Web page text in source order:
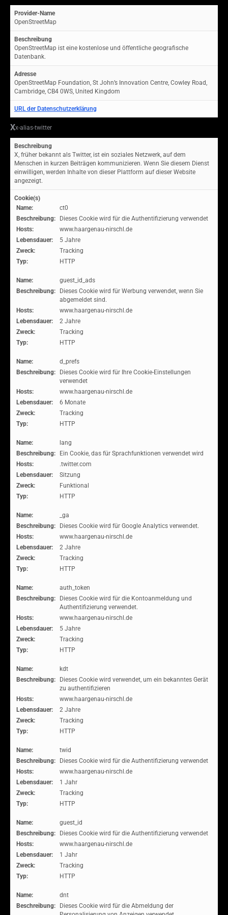
Provider-Name
OpenStreetMap
Beschreibung
OpenStreetMap ist eine kostenlose und öffentliche geografische
Datenbank.
Adresse
OpenStreetMap Foundation, St John’s Innovation Centre, Cowley Road,
Cambridge, CB4 0WS, United Kingdom
URL der Datenschutzerklärung
Xx-alias-twitter
Beschreibung
X, früher bekannt als Twitter, ist ein soziales Netzwerk, auf dem
Menschen in kurzen Beiträgen kommunizieren. Wenn Sie diesem Dienst
einwilligen, werden Inhalte von dieser Plattform auf dieser Website
angezeigt.
Cookie(s)
Name:
ct0
Beschreibung:
Dieses Cookie wird für die Authentifizierung verwendet
Hosts:
www.haargenau-nirschl.de
Lebensdauer:
5 Jahre
Zweck:
Tracking
Typ:
HTTP
Name:
guest_id_ads
Beschreibung:
Dieses Cookie wird für Werbung verwendet, wenn Sie
abgemeldet sind.
Hosts:
www.haargenau-nirschl.de
Lebensdauer:
2 Jahre
Zweck:
Tracking
Typ:
HTTP
Name:
d_prefs
Beschreibung:
Dieses Cookie wird für Ihre Cookie-Einstellungen
verwendet
Hosts:
www.haargenau-nirschl.de
Lebensdauer:
6 Monate
Zweck:
Tracking
Typ:
HTTP
Name:
lang
Beschreibung:
Ein Cookie, das für Sprachfunktionen verwendet wird
Hosts:
.twitter.com
Lebensdauer:
Sitzung
Zweck:
Funktional
Typ:
HTTP
Name:
_ga
Beschreibung:
Dieses Cookie wird für Google Analytics verwendet.
Hosts:
www.haargenau-nirschl.de
Lebensdauer:
2 Jahre
Zweck:
Tracking
Typ:
HTTP
Name:
auth_token
Beschreibung:
Dieses Cookie wird für die Kontoanmeldung und
Authentifizierung verwendet.
Hosts:
www.haargenau-nirschl.de
Lebensdauer:
5 Jahre
Zweck:
Tracking
Typ:
HTTP
Name:
kdt
Beschreibung:
Dieses Cookie wird verwendet, um ein bekanntes Gerät
zu authentifizieren
Hosts:
www.haargenau-nirschl.de
Lebensdauer:
2 Jahre
Zweck:
Tracking
Typ:
HTTP
Name:
twid
Beschreibung:
Dieses Cookie wird für die Authentifizierung verwendet
Hosts:
www.haargenau-nirschl.de
Lebensdauer:
1 Jahr
Zweck:
Tracking
Typ:
HTTP
Name:
guest_id
Beschreibung:
Dieses Cookie wird für die Authentifizierung verwendet
Hosts:
www.haargenau-nirschl.de
Lebensdauer:
1 Jahr
Zweck:
Tracking
Typ:
HTTP
Name:
dnt
Beschreibung:
Dieses Cookie wird für die Abmeldung der